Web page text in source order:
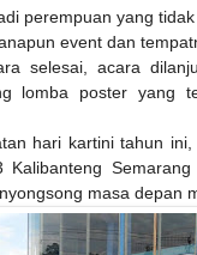
perempuan yang
event dan
selesai, acara
lomba poster yang
hari kartini tahun
Kalibanteng
masa depan